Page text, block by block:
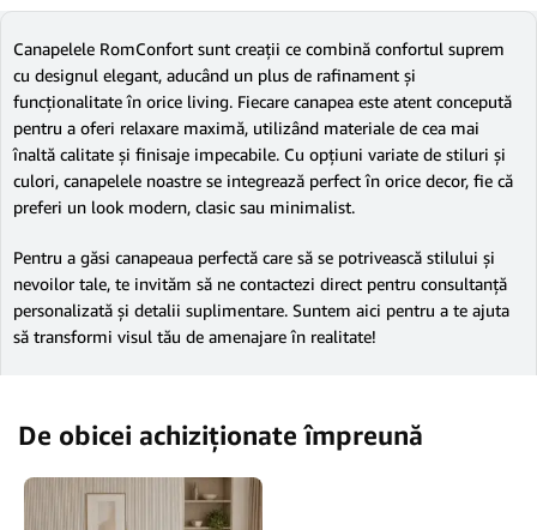
Canapelele RomConfort sunt creații ce combină confortul suprem
cu designul elegant, aducând un plus de rafinament și
funcționalitate în orice living. Fiecare canapea este atent concepută
pentru a oferi relaxare maximă, utilizând materiale de cea mai
înaltă calitate și finisaje impecabile. Cu opțiuni variate de stiluri și
culori, canapelele noastre se integrează perfect în orice decor, fie că
preferi un look modern, clasic sau minimalist.
Pentru a găsi canapeaua perfectă care să se potrivească stilului și
nevoilor tale, te invităm să ne contactezi direct pentru consultanță
personalizată și detalii suplimentare. Suntem aici pentru a te ajuta
să transformi visul tău de amenajare în realitate!
De obicei achiziționate împreună